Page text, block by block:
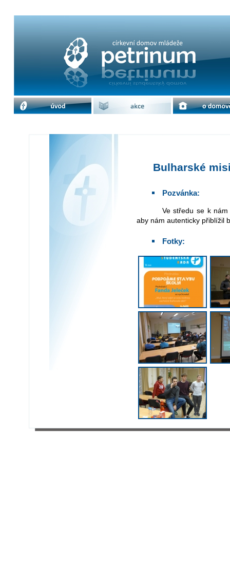
Bulharské misie - přednáška Fr.
Bulharské
Pozvánka:
Ve středu se k nám opět vrátí náš vychovatel František Jeleček,
aby nám autenticky přiblížil
Fotky:
úvod akce o domově